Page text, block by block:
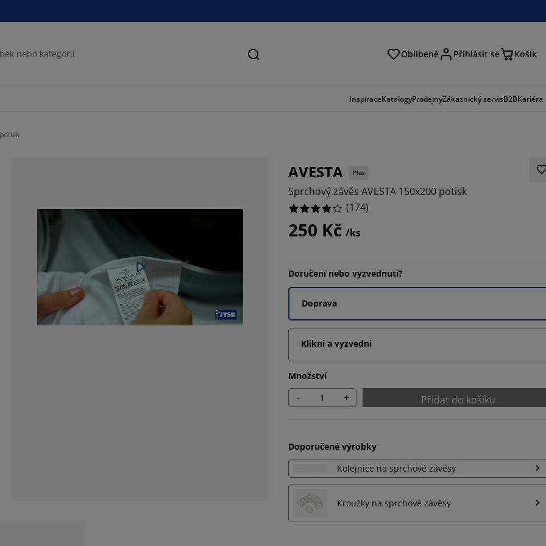
Hledat Oblíbené Přihlásit se Košík
InspiraceKatalogyProdejnyZákaznický servisB2BKariéra
AVESTA Plus
Sprchový závěs AVESTA 150x200 potisk
(174)
250 Kč /ks
Doručení nebo vyzvednutí?
Doprava
Klikni a vyzvedni
Množství
- + Přidat do košíku
Doporučené výrobky
Kolejnice na sprchové závěsy
Kroužky na sprchové závěsy
7.471264367816093%
2.2988505747126435%
10.344827586206897%